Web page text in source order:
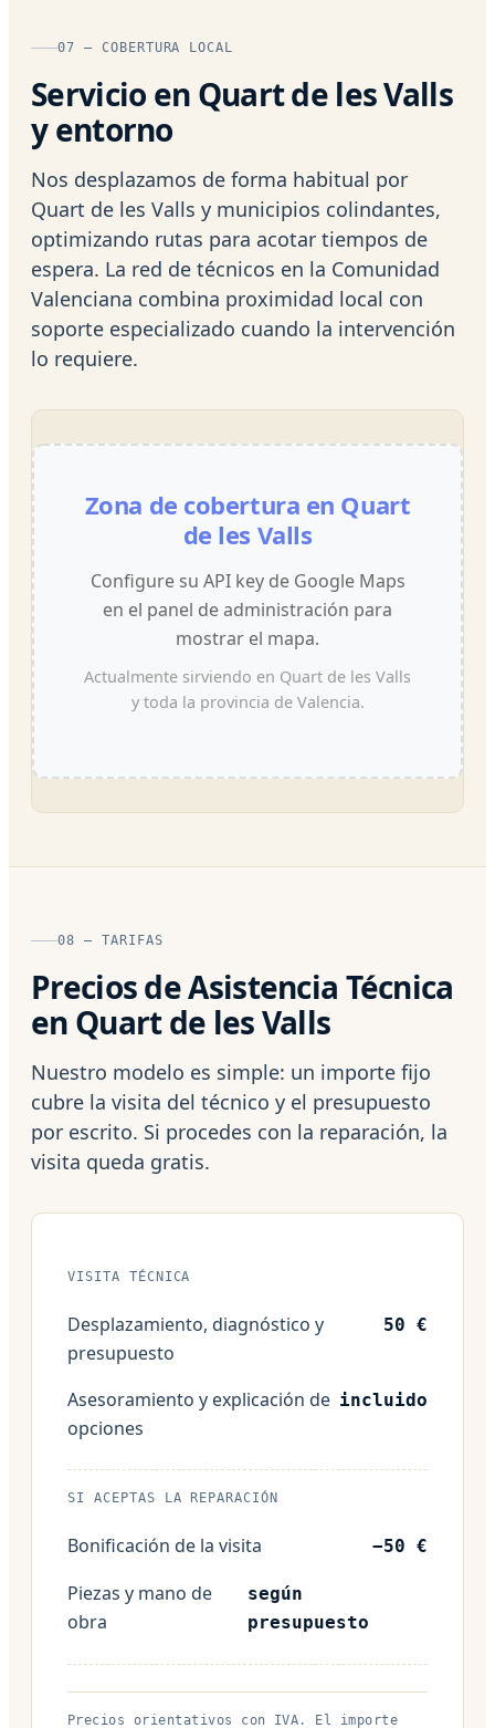
07 — COBERTURA LOCAL
Servicio en Quart de les Valls
y entorno
Nos desplazamos de forma habitual por
Quart de les Valls y municipios colindantes,
optimizando rutas para acotar tiempos de
espera. La red de técnicos en la Comunidad
Valenciana combina proximidad local con
soporte especializado cuando la intervención
lo requiere.
Zona de cobertura en Quart
de les Valls
Configure su API key de Google Maps
en el panel de administración para
mostrar el mapa.
Actualmente sirviendo en Quart de les Valls
y toda la provincia de Valencia.
08 — TARIFAS
Precios de Asistencia Técnica
en Quart de les Valls
Nuestro modelo es simple: un importe fijo
cubre la visita del técnico y el presupuesto
por escrito. Si procedes con la reparación, la
visita queda gratis.
VISITA TÉCNICA
Desplazamiento, diagnóstico y
presupuesto
50 €
Asesoramiento y explicación de
opciones
incluido
SI ACEPTAS LA REPARACIÓN
Bonificación de la visita −50 €
Piezas y mano de
obra
según
presupuesto
Precios orientativos con IVA. El importe